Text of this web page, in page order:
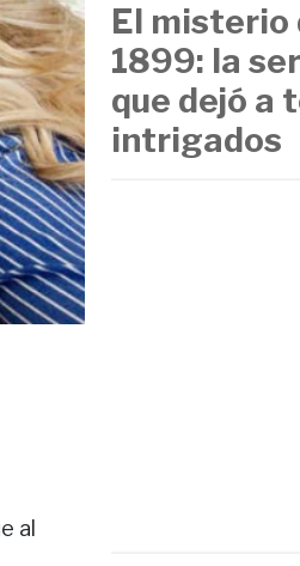
al
El misterio
1899: la
que dejó a
intrigados